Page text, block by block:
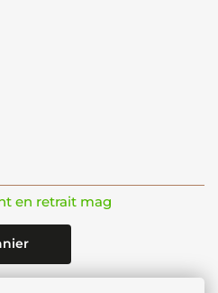
en retrait mag